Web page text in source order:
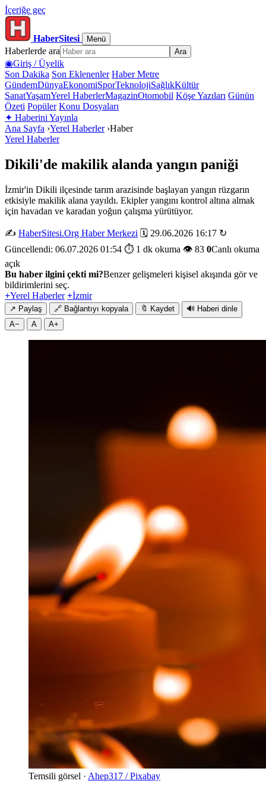
İçeriğe geç
HaberSitesi Menü
Haberlerde ara Ara
◉Giriş / Üyelik
Son Dakika Son Eklenenler Haber Metre
GündemDünyaEkonomiSporTeknolojiSağlıkKültür
SanatYaşamYerel HaberlerMagazinOtomobil Köşe Yazıları Günün
Özeti Popüler Konu Dosyaları
✦ Haberini Yayınla
Ana Sayfa ›Yerel Haberler ›Haber
Yerel Haberler
Dikili'de makilik alanda yangın paniği
İzmir'in Dikili ilçesinde tarım arazisinde başlayan yangın rüzgarın
etkisiyle makilik alana yayıldı. Ekipler yangını kontrol altına almak
için havadan ve karadan yoğun çalışma yürütüyor.
✍️ HaberSitesi.Org Haber Merkezi 🗓️ 29.06.2026 16:17 ↻
Güncellendi: 06.07.2026 01:54 ⏱️ 1 dk okuma 👁️ 83 0Canlı okuma
açık
Bu haber ilgini çekti mi?Benzer gelişmeleri kişisel akışında gör ve
bildirimlerini seç.
+Yerel Haberler +İzmir
↗ Paylaş 🔗 Bağlantıyı kopyala 🔖 Kaydet 🔊 Haberi dinle
A−
A A+
Temsili görsel · Ahep317 / Pixabay